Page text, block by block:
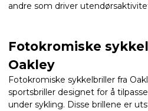
andre som driver
Fotokromiske
Oakley
Fotokromiske sykkelbriller fra
sportsbriller designet for å
under sykling. Disse brillene er